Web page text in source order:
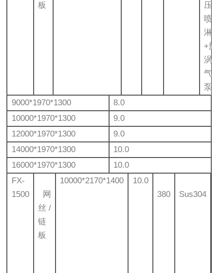
板
压
喷
淋
+旋
涡
气
泵
9000*1970*1300
8.0
10000*1970*1300
9.0
12000*1970*1300
9.0
14000*1970*1300
10.0
16000*1970*1300
10.0
FX-
1500
网
丝/
链
板
10000*2170*1400
10.0
380
Sus304